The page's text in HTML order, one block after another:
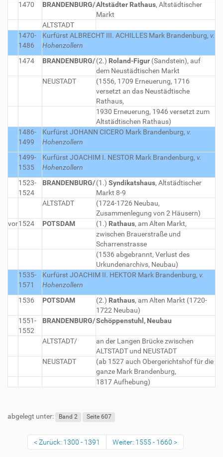
1470
BRANDENBURG/Altstädter Rathaus, Altstädtischer
Markt
ALTSTADT
1470-
1486
Kurfürst ALBRECHT III. ACHILLES Mark Brandenburg, v.
Hohenzollern
1474
BRANDENBURG/(2.) Roland-Figur (Sandstein), auf
dem Neustädtischen Markt
NEUSTADT
(1556, 1709 Erneuerung, 1716
versetzt an das Neustädtische
Rathaus,
1930 Erneuerung, 1946 versetzt zum
Altstädtischen Rathaus)
1486-
1499
Kurfürst JOHANN CICERO Mark Brandenburg, v.
Hohenzollern
1499-
1535
Kurfürst JOACHIM I. NESTOR Mark Brandenburg, v.
Hohenzollern
1523-
1524
BRANDENBURG/(1.) Syndikatshaus, Altstädtischer
Markt 8-9
ALTSTADT
(1724-1726 Neubau,
Zusammenlegung von 2 Häusern)
vor1524 POTSDAM (1.) Rathaus, am Alten Markt,
zwischen Brauerstraße und
Scharrenstrasse
(1536 abgebrannt, Verlust des
Urkundenarchivs, Neubau)
1535-
1571
Kurfürst JOACHIM II. HEKTOR Mark Brandenburg, v.
Hohenzollern
1536
POTSDAM (2.) Rathaus, am Alten Markt (1720-
1722 Neubau)
1551-
1552
BRANDENBURG/Schöppenstuhl, Neubau
ALTSTADT/
an der Langen Brücke zwischen
ALTSTADT und NEUSTADT
NEUSTADT
(ab 1527 auch Obergerichtshof für die
ganze Mark Brandenburg,
1817 Aufhebung)
abgelegt unter: Band 2 Seite 607
Zurück: 1300 - 1391 Weiter: 1555 - 1660